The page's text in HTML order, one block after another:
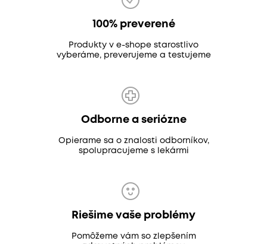
100% preverené
Produkty v e-shope starostlivo
vyberáme, preverujeme a testujeme
Odborne a seriózne
Opierame sa o znalosti odborníkov,
spolupracujeme s lekármi
Riešime vaše problémy
Pomôžeme vám so zlepšením